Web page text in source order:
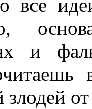
все
и
злодей